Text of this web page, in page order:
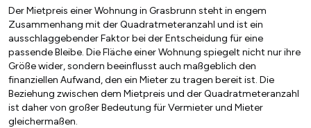
Der Mietpreis einer Wohnung in Grasbrunn steht in engem
Zusammenhang mit der Quadratmeteranzahl und ist ein
ausschlaggebender Faktor bei der Entscheidung für eine
passende Bleibe. Die Fläche einer Wohnung spiegelt nicht nur ihre
Größe wider, sondern beeinflusst auch maßgeblich den
finanziellen Aufwand, den ein Mieter zu tragen bereit ist. Die
Beziehung zwischen dem Mietpreis und der Quadratmeteranzahl
ist daher von großer Bedeutung für Vermieter und Mieter
gleichermaßen.